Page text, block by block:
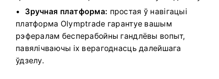
Зручная платформа: простая ў навігацыі
платформа Olymptrade гарантуе вашым
рэфералам бесперабойны гандлёвы вопыт,
павялічваючы іх верагоднасць далейшага
ўдзелу.